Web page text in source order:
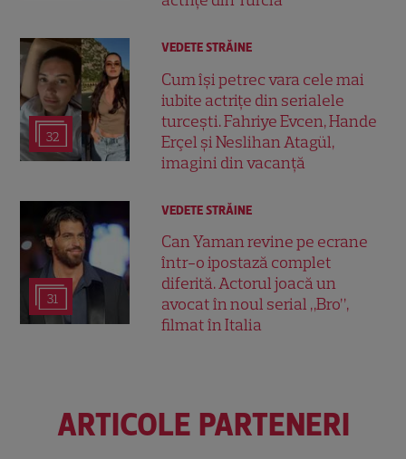
32
VEDETE STRĂINE
Cum își petrec vara cele mai
iubite actrițe din serialele
turcești. Fahriye Evcen, Hande
Erçel și Neslihan Atagül,
imagini din vacanță
31
VEDETE STRĂINE
Can Yaman revine pe ecrane
într-o ipostază complet
diferită. Actorul joacă un
avocat în noul serial „Bro”,
filmat în Italia
ARTICOLE PARTENERI